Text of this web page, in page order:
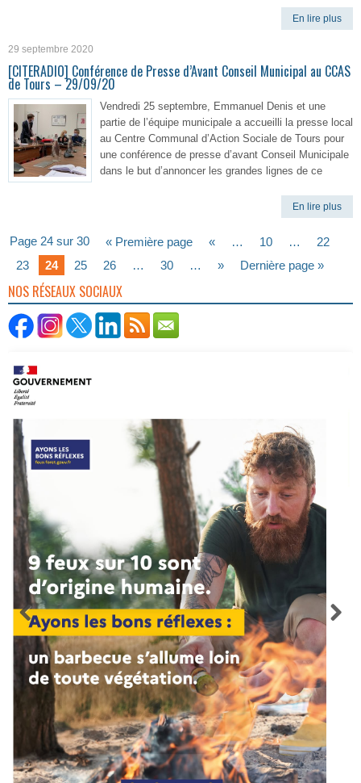
En lire plus
29 septembre 2020
[CITERADIO] Conférence de Presse d’Avant Conseil Municipal au CCAS
de Tours – 29/09/20
Vendredi 25 septembre, Emmanuel Denis et une
partie de l’équipe municipale a accueilli la presse local
au Centre Communal d’Action Sociale de Tours pour
une conférence de presse d’avant Conseil Municipale
dans le but d’annoncer les grandes lignes de ce
En lire plus
Page 24 sur 30 « Première page « … 10 …
22
23
24 25 26 … 30 … » Dernière page »
NOS RÉSEAUX SOCIAUX